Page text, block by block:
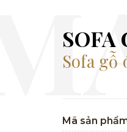
SOFA
Sofa gỗ
Mã sản